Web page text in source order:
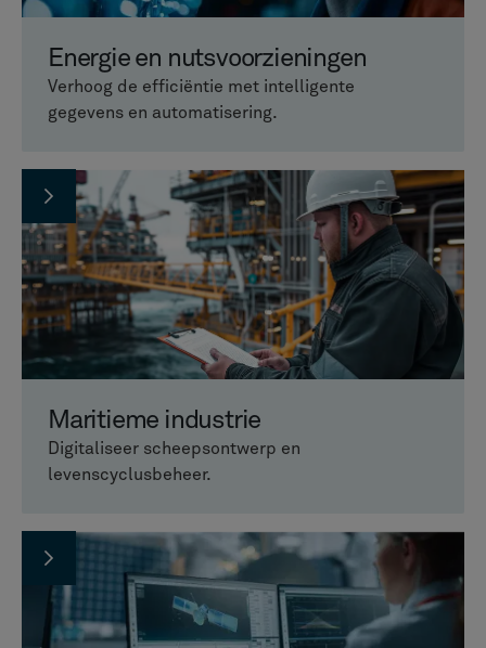
Energie en nutsvoorzieningen
Verhoog de efficiëntie met intelligente
gegevens en automatisering.
Maritieme industrie
Digitaliseer scheepsontwerp en
levenscyclusbeheer.